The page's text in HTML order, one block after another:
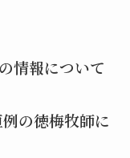
情報について
の徳梅牧師に